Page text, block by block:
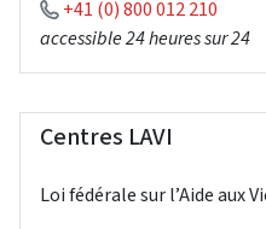
+41 (0) 800 012 210
accessible 24 heures sur 24
Centres LAVI
Loi fédérale sur l’Aide aux